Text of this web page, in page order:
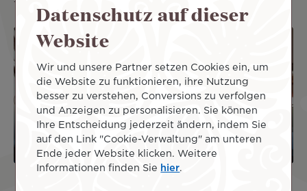
Image
Tropical Buffet
Breakfast
2000Miles
Express continental
breakfast
1500Miles
Datenschutz auf dieser
Website
Wir und unsere Partner setzen Cookies ein, um
die Website zu funktionieren, ihre Nutzung
besser zu verstehen, Conversions zu verfolgen
und Anzeigen zu personalisieren. Sie können
Ihre Entscheidung jederzeit ändern, indem Sie
auf den Link "Cookie-Verwaltung" am unteren
Ende jeder Website klicken. Weitere
Informationen finden Sie hier